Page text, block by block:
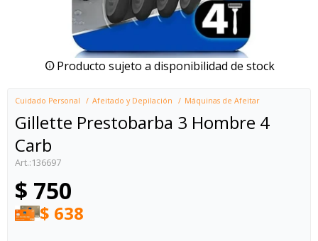
Producto sujeto a disponibilidad de stock
Cuidado Personal Afeitado y Depilación Máquinas de Afeitar
Gillette Prestobarba 3 Hombre 4
Carb
136697
$ 750
$ 638